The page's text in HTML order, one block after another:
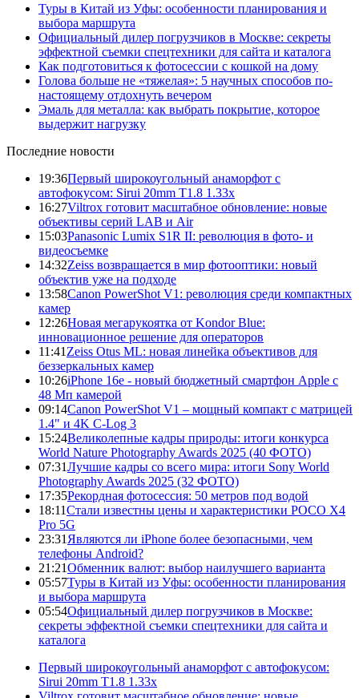
Туры в Китай из Уфы: особенности планирования и
выбора маршрута
Официальный дилер погрузчиков в Москве: секреты
эффектной съемки спецтехники для сайта и каталога
Как подготовиться к фотосессии с кошкой на дому
Голова больше не «тяжелая»: 5 научных способов по-
настоящему отдохнуть вечером
Эмаль для металла: как выбрать покрытие, которое
выдержит нагрузку
Последние новости
19:36Первый широкоугольный анаморфот с
автофокусом: Sirui 20mm T1.8 1.33x
16:27Viltrox готовит масштабное обновление: новые
объективы серий LAB и Air
15:03Panasonic Lumix S1R II: революция в фото- и
видеосъемке
14:32Zeiss возвращается в мир фотооптики: новый
объектив уже на подходе
13:58Canon PowerShot V1: революция среди компактных
камер
12:26Новая мегарукоятка от Kondor Blue:
инновационное решение для операторов
11:41 Zeiss Otus ML: новая линейка объективов для
беззеркальных камер
10:26iPhone 16e - новый бюджетный смартфон Apple с
48 Мп камерой
09:14Canon PowerShot V1 – мощный компакт с матрицей
1.4" и 4K C-Log 3
15:24Великолепные кадры природы: итоги конкурса
World Nature Photography Awards 2025 (40 ФОТО)
07:31Лучшие кадры со всего мира: итоги Sony World
Photography Awards 2025 (32 ФОТО)
17:35Рекордная фотосессия: 50 метров под водой
18:11Стали известны цены и характеристики POCO X4
Pro 5G
23:31 Являются ли iPhone более безопасными, чем
телефоны Android?
21:21Обменник валют: выбор наилучшего варианта
05:57Туры в Китай из Уфы: особенности планирования
и выбора маршрута
05:54Официальный дилер погрузчиков в Москве:
секреты эффектной съемки спецтехники для сайта и
каталога
Первый широкоугольный анаморфот с автофокусом:
Sirui 20mm T1.8 1.33x